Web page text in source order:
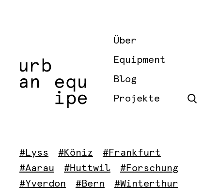
Über
Equipment
Blog
Projekte
#Lyss #Köniz
#Frankfurt
#Aarau
#Huttwil
#Forschung
#Yverdon
#Bern
#Winterthur